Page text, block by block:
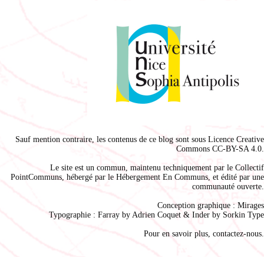
Sauf mention contraire, les contenus de ce blog sont sous Licence Creative
Commons CC-BY-SA 4.0
Le site est un commun, maintenu techniquement par le Collectif
PointCommuns , hébergé par le Hébergement En Communs , et édité par une
communauté ouverte.
Conception graphique : Mirages
Typographie : Farray by Adrien Coquet & Inder by Sorkin Type
Pour en savoir plus, contactez-nous